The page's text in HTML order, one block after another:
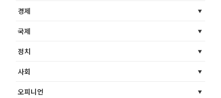
경제
국제
정치
사회
오피니언